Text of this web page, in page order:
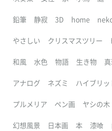
鉛筆 静寂 3D home
やさしい クリスマスツリー
和風 水色 物語 生き物
アナログ ネズミ ハイブリ
プルメリア ペン画 ヤシの木
幻想風景 日本画 本 漆喰